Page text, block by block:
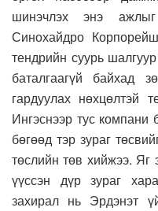
шинэчлэх энэ ажлыг
Синохайдро
тендрийн суурь
баталгаагүй байхад
гардуулах нөхцөлтэй
Ингэснээр тус компани
бөгөөд тэр зураг
төслийн төв хийжээ. Яг
үүссэн дүр зураг
захирал нь Эрдэнэт